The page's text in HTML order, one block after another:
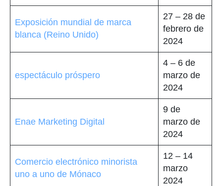
Exposición mundial de marca
blanca (Reino Unido)
27 – 28 de
febrero de
2024
espectáculo próspero
4 – 6 de
marzo de
2024
Enae Marketing Digital
9 de
marzo de
2024
Comercio electrónico minorista
uno a uno de Mónaco
12 – 14
marzo
2024